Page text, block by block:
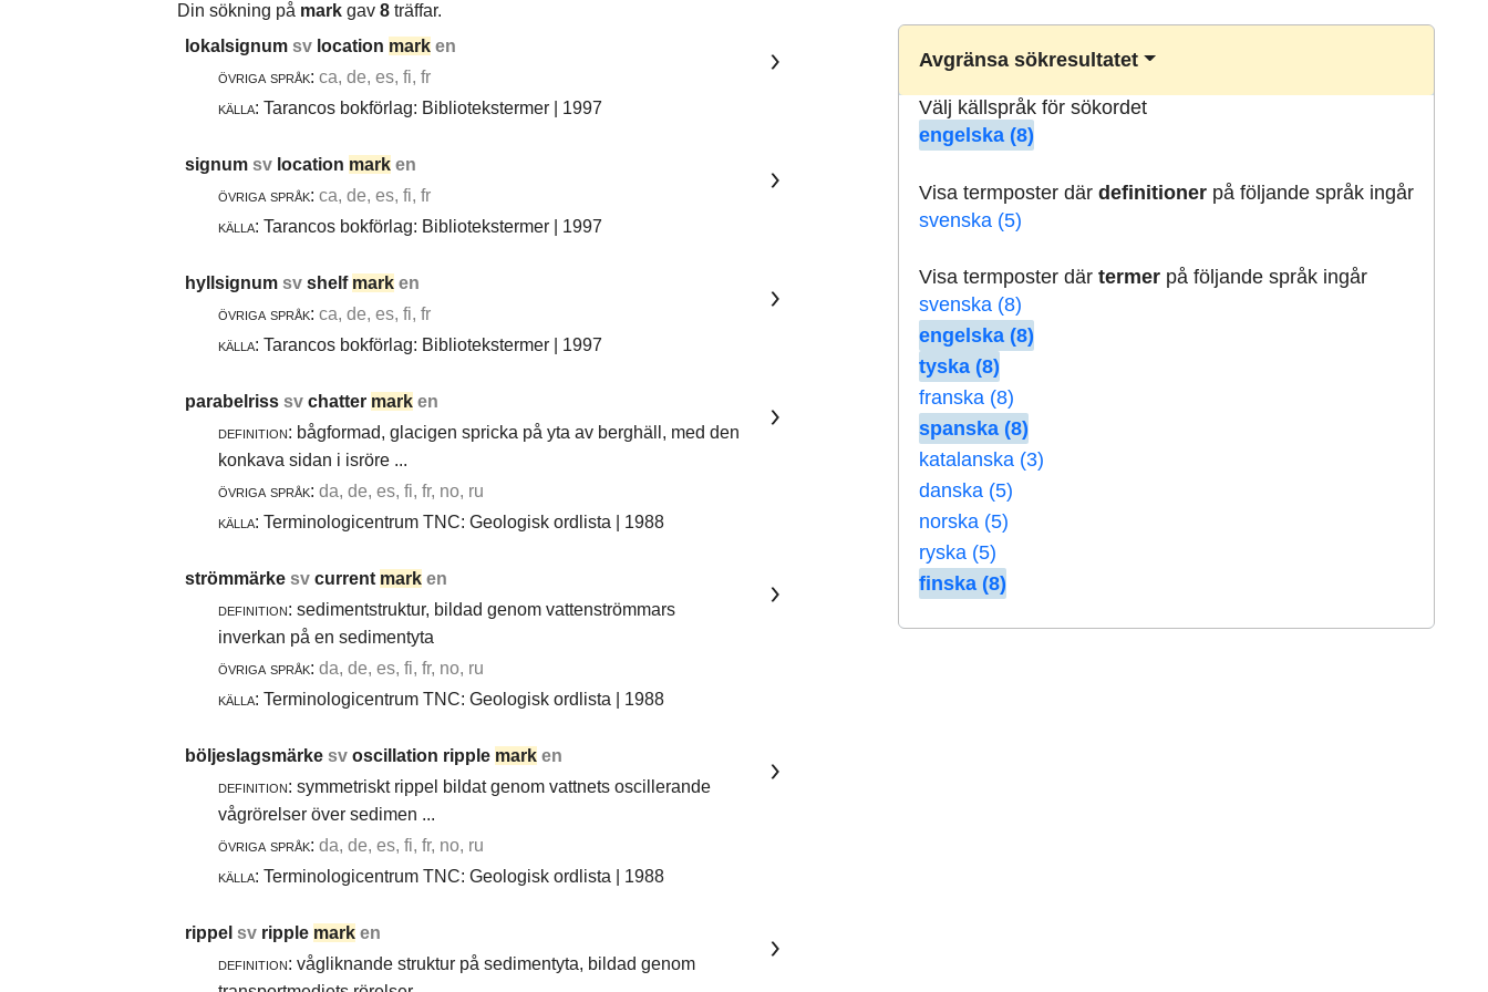
Din sökning på mark gav 8 träffar.
Avgränsa sökresultatet
Välj källspråk för sökordet
engelska (8)
Visa termposter därdefinitioner på följande språk ingår
svenska (5)
Visa termposter därtermer på följande språk ingår
svenska (8)
engelska (8)
tyska (8)
franska (8)
spanska (8)
katalanska (3)
danska (5)
norska (5)
ryska (5)
finska (8)
lokalsignum sv location mark en
övriga språk: ca, de, es, fi, fr
källa: Tarancos bokförlag: Bibliotekstermer | 1997
signum sv location mark en
övriga språk: ca, de, es, fi, fr
källa: Tarancos bokförlag: Bibliotekstermer | 1997
hyllsignum sv shelf mark en
övriga språk: ca, de, es, fi, fr
källa: Tarancos bokförlag: Bibliotekstermer | 1997
parabelriss sv chatter mark en
definition: bågformad, glacigen spricka på yta av berghäll, med den
konkava sidan i isröre ...
övriga språk: da, de, es, fi, fr, no, ru
källa: Terminologicentrum TNC: Geologisk ordlista | 1988
strömmärke sv current mark en
definition: sedimentstruktur, bildad genom vattenströmmars
inverkan på en sedimentyta
övriga språk: da, de, es, fi, fr, no, ru
källa: Terminologicentrum TNC: Geologisk ordlista | 1988
böljeslagsmärke sv oscillation ripple mark en
definition: symmetriskt rippel bildat genom vattnets oscillerande
vågrörelser över sedimen ...
övriga språk: da, de, es, fi, fr, no, ru
källa: Terminologicentrum TNC: Geologisk ordlista | 1988
rippel sv ripple mark en
definition: vågliknande struktur på sedimentyta, bildad genom